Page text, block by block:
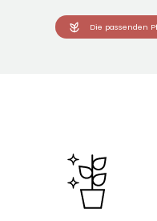
Die passenden